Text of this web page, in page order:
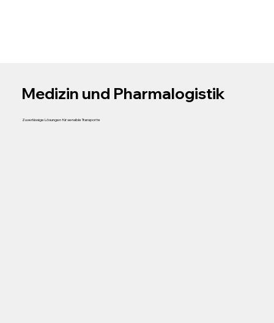
Medizin und Pharmalogistik
Zuverlässige Lösungen für sensible Transporte